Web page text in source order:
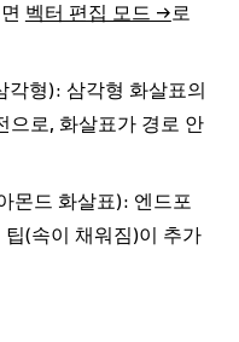
벡터 편집 모드 →로
각형): 삼각형 화살표의
으로, 화살표가 경로 안
몬드 화살표): 엔드포
(속이 채워짐)이 추가